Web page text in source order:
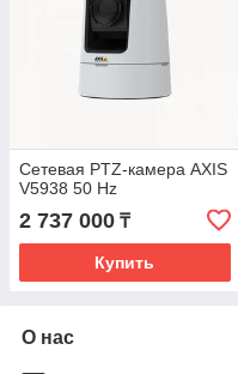
Сетевая PTZ-камера AXIS
V5938 50 Hz
2 737 000 ₸
Купить
О нас